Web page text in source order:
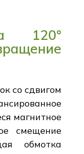
120°
со сдвигом
магнитное
смещение
обмотка